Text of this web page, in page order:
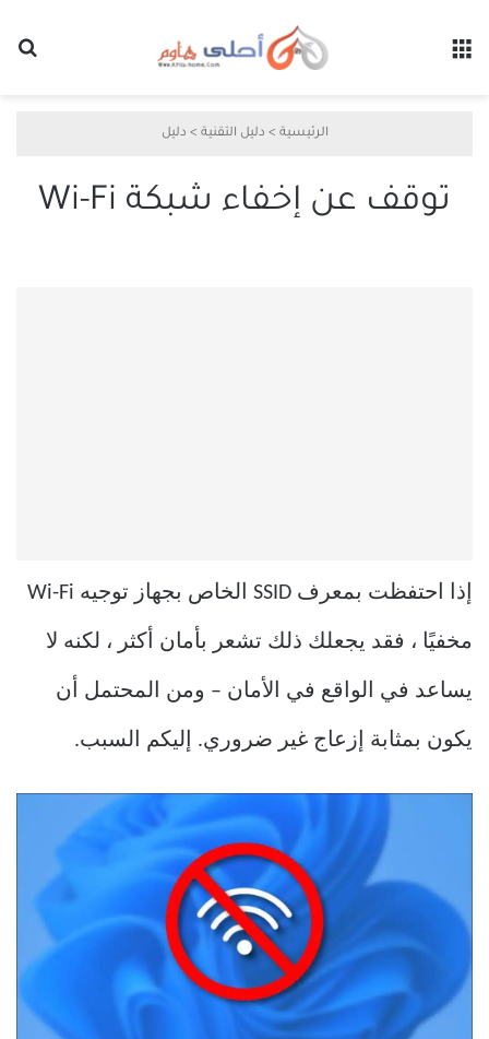
الرئيسية > دليل التقنية > دليل
توقف عن إخفاء شبكة Wi-Fi
إذا احتفظت بمعرف SSID الخاص بجهاز توجيه Wi-Fi
مخفيًا ، فقد يجعلك ذلك تشعر بأمان أكثر ، لكنه لا
يساعد في الواقع في الأمان – ومن المحتمل أن
يكون بمثابة إزعاج غير ضروري. إليكم السبب.